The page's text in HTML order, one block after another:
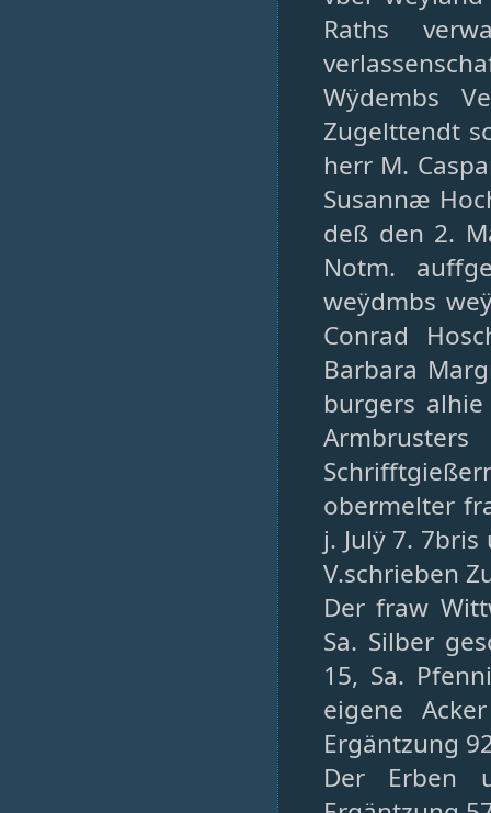
Raths
Wÿdembs
Zugelttendt
herr M.
Susannæ
deß den 2.
Notm.
weÿdmbs
Conrad
Barbara
burgers
obermelter
j. Julÿ 7.
V.schrieben
Der fraw
Sa. Silber
15, Sa.
eigene
Ergäntzung
Der Erben